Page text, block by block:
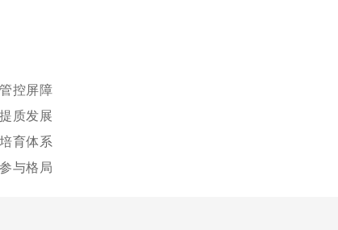
控屏障
质发展
育体系
与格局